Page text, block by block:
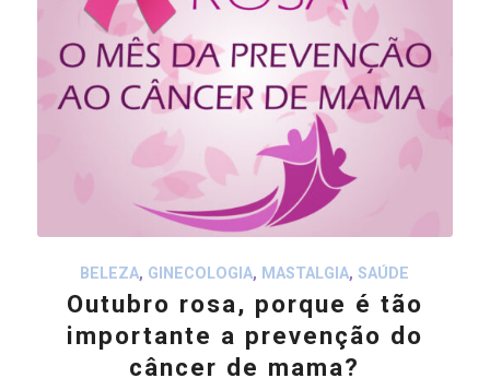
BELEZA, GINECOLOGIA, MASTALGIA,SAÚDE
Outubro rosa, porque é tão
importante a prevenção do
câncer de mama?